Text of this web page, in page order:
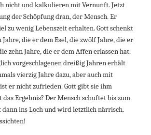
nicht und kalkulieren mit Vernunft. Jetzt
der Schöpfung dran, der Mensch. Er
zu wenig Lebenszeit erhalten. Gott schenkt
die er dem Esel, die zwölf Jahre, die er
zehn Jahre, die er dem Affen erlassen hat.
vorgeschlagenen dreißig Jahren erhält
vierzig Jahre dazu, aber auch mit
er nicht zufrieden. Gott gibt sie ihm
das Ergebnis? Der Mensch schuftet bis zum
ins Loch und wird letztlich närrisch.